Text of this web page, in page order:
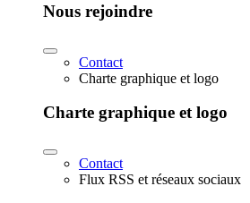
Nous rejoindre
Contact
Charte graphique et logo
Charte graphique et logo
Contact
Flux RSS et réseaux sociaux